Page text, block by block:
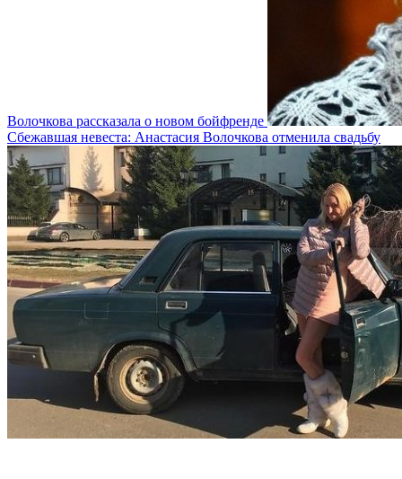
Волочкова рассказала о новом бойфренде
Сбежавшая невеста: Анастасия Волочкова отменила свадьбу